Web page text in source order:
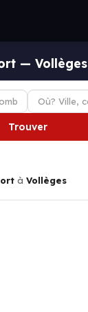
— Vollèges
Trouver
à Vollèges